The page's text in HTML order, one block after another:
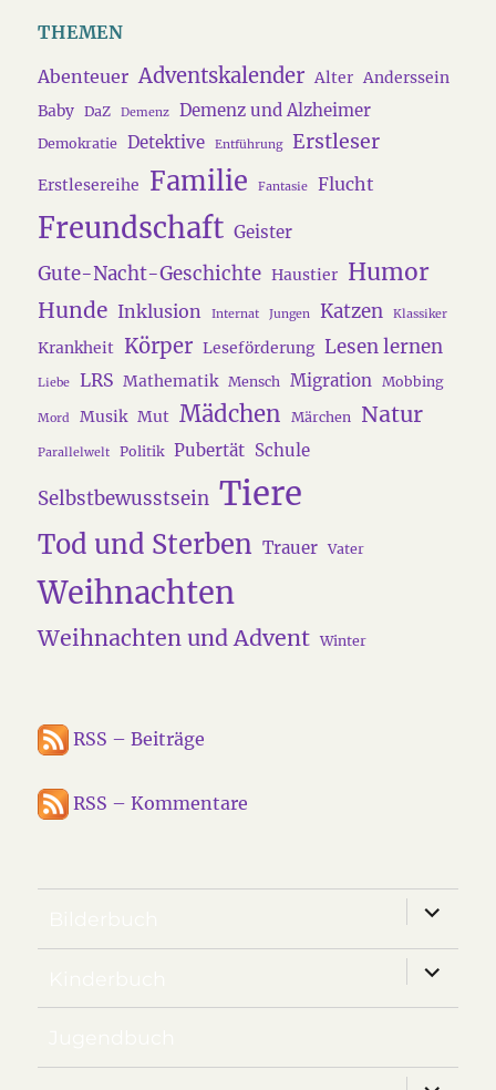
THEMEN
Abenteuer Adventskalender Alter Anderssein
Baby
DaZ Demenz Demenz und Alzheimer
Demokratie Detektive Entführung Erstleser
Erstlesereihe Familie Fantasie Flucht
Freundschaft Geister
Gute-Nacht-Geschichte Haustier Humor
Hunde Inklusion Internat Jungen Katzen Klassiker
Krankheit Körper Leseförderung Lesen lernen
Liebe LRS Mathematik Mensch Migration Mobbing
Mord Musik Mut Mädchen Märchen Natur
Parallelwelt Politik Pubertät Schule
Selbstbewusstsein Tiere
Tod und Sterben Trauer Vater
Weihnachten
Weihnachten und Advent Winter
RSS – Beiträge
RSS – Kommentare